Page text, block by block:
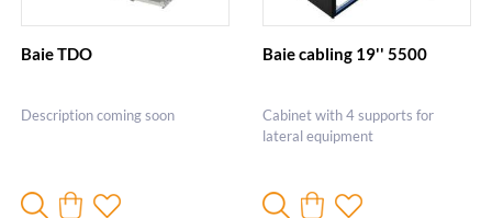
Baie TDO
Description coming soon
Baie cabling 19'' 5500
Cabinet with 4 supports for
lateral equipment